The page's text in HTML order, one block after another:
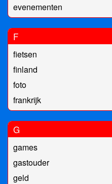
evenementen
F
fietsen
finland
foto
frankrijk
G
games
gastouder
geld